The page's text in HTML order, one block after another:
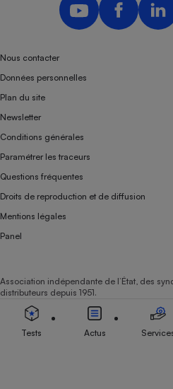
Nous contacter
Données personnelles
Plan du site
Newsletter
Conditions générales
Paramétrer les traceurs
Questions fréquentes
Droits de reproduction et de diffusion
Mentions légales
Panel
Association indépendante de l’État, des
distributeurs depuis 1951.
Tests Actus